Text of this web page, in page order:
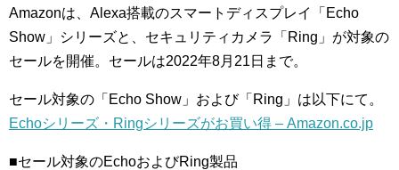
Amazonは、Alexa搭載のスマートディスプレイ「Echo
Show」シリーズと、セキュリティカメラ「Ring」が対象の
セールを開催。セールは2022年8月21日まで。
セール対象の「Echo Show」および「Ring」は以下にて。
Echoシリーズ・Ringシリーズがお買い得 – Amazon.co.jp
■セール対象のEchoおよびRing製品